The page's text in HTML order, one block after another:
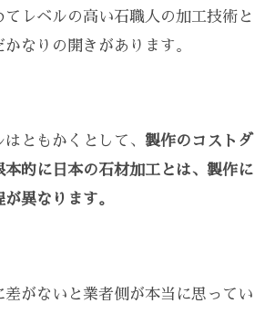
レベルの高い石職人の加工技術と
なりの開きがあります。
ともかくとして、 製作のコストダ
本的に日本の石材加工とは、製作に
異なります。
差がないと業者側が本当に思ってい